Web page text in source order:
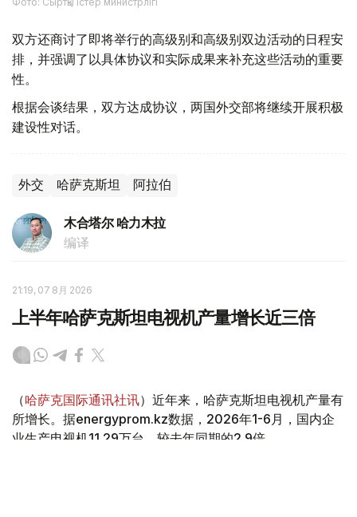
双方还商讨了即将举行的高级别和高级别双边活动的日程安
排，并强调了以具体协议和实际成果来补充这些活动的重要
性。
根据会谈结果，双方达成协议，两国外交部将继续开展积极
建设性对话。
外交 哈萨克斯坦 阿拉伯
木合塔尔 哈力木拉
编译
21:19, 07 8月 2026
上半年哈萨克斯坦电视机产量增长近三倍
（哈萨克国际通讯社讯）近年来，哈萨克斯坦电视机产量有
所增长。据energyprom.kz数据，2026年1-6月，国内企
业生产电视机11.29万台，较去年同期的2.9倍。